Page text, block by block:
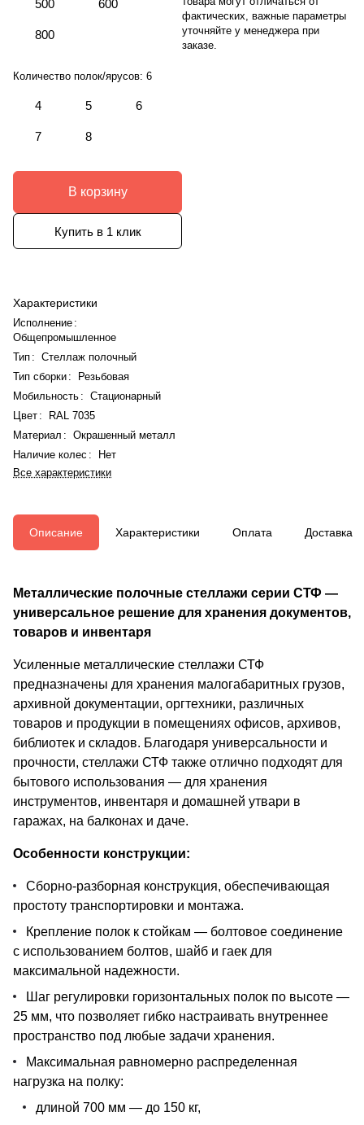
500 600
800
Количество полок/ярусов: 6
4 5 6
7 8
В корзину
Купить в 1 клик
Характеристики
Исполнение :
Общепромышленное
Тип : Стеллаж полочный
Тип сборки:
Резьбовая
Мобильность : Стационарный
Цвет :
RAL 7035
Материал : Окрашенный металл
Наличие колес :
Нет
Все характеристики
фактических, важные параметры
уточняйте у менеджера при
заказе.
Описание Характеристики Оплата Доставка
Металлические полочные стеллажи серии СТФ —
универсальное решение для хранения документов,
товаров и инвентаря
Усиленные металлические стеллажи СТФ
предназначены для хранения малогабаритных грузов,
архивной документации, оргтехники, различных
товаров и продукции в помещениях офисов, архивов,
библиотек и складов. Благодаря универсальности и
прочности, стеллажи СТФ также отлично подходят для
бытового использования — для хранения
инструментов, инвентаря и домашней утвари в
гаражах, на балконах и даче.
Особенности конструкции:
Сборно-разборная конструкция, обеспечивающая
простоту транспортировки и монтажа.
Крепление полок к стойкам — болтовое соединение
с использованием болтов, шайб и гаек для
максимальной надежности.
Шаг регулировки горизонтальных полок по высоте —
25 мм, что позволяет гибко настраивать внутреннее
пространство под любые задачи хранения.
Максимальная равномерно распределенная
нагрузка на полку:
длиной 700 мм — до 150 кг,